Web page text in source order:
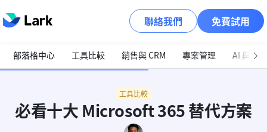
聯絡我們 免費試用
部落格中心 工具比較 銷售與 CRM 專案管理 AI 與自
工具比較
必看十大 Microsoft 365 替代方案